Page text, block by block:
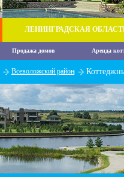
ЛЕНИНГРАДСКАЯ
Продажа домов Аренда
Всеволожский район